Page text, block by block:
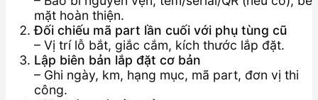
mặt hoàn thiện.
Đối chiếu mã part lần cuối với phụ tùng cũ
– Vị trí lỗ bắt, giắc cắm, kích thước lắp đặt.
Lập biên bản lắp đặt cơ bản
– Ghi ngày, km, hạng mục, mã part, đơn vị thi
công.